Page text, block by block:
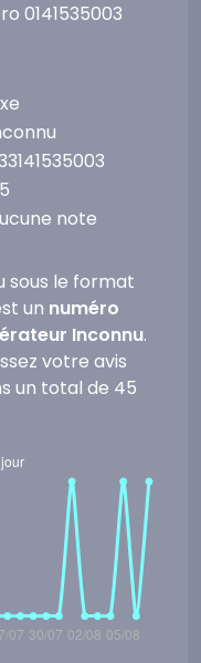
0141535003
note
sous le format
un numéro
Inconnu.
votre avis
un total de 45